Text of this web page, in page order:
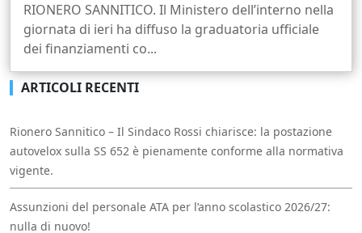
RIONERO SANNITICO. Il Ministero dell’interno nella
giornata di ieri ha diffuso la graduatoria ufficiale
dei finanziamenti co...
ARTICOLI RECENTI
Rionero Sannitico – Il Sindaco Rossi chiarisce: la postazione
autovelox sulla SS 652 è pienamente conforme alla normativa
vigente.
Assunzioni del personale ATA per l’anno scolastico 2026/27:
nulla di nuovo!